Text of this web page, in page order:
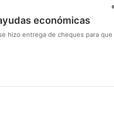
económicas
hizo entrega de cheques para que